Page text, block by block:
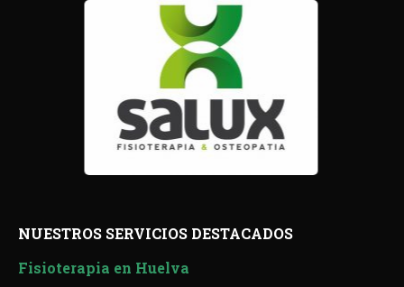
NUESTROS SERVICIOS DESTACADOS
Fisioterapia en Huelva